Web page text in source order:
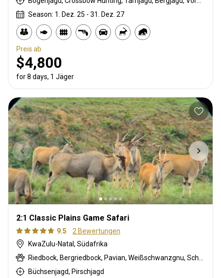
Season: 1. Dez. 25 - 31. Dez. 27
Preis ab
$4,800
for 8 days, 1 Jäger
2:1 Classic Plains Game Safari
9.5
2 Bewertungen
KwaZulu-Natal, Südafrika
Büchsenjagd, Pirschjagd